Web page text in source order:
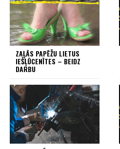
ZAĻĀS PAPĒŽU LIETUS
IEŠĻŪCENĪTES – BEIDZ
DARBU